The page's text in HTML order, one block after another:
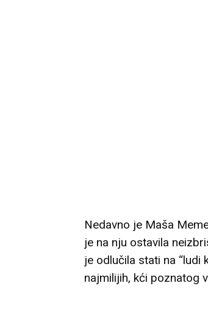
Nedavno je Maša
je na nju ostavila
je odlučila stati na “ludi
najmilijih, kći poznatog